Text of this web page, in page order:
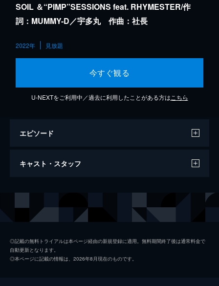
SOIL ＆“PIMP”SESSIONS feat. RHYMESTER/作
詞：MUMMY-D／宇多丸 作曲：社長
2022年 見放題
今すぐ観る
U-NEXTをご利用中／過去に利用したことがある方は こちら
エピソード
ジャズィ・カンヴァセイション
キャスト・スタッフ
RHYMESTER
◎記載の無料トライアルは本ページ経由の新規登録に適用。無料期間終了後は通常料金で
自動更新となります。
◎本ページに記載の情報は、2026年8月現在のものです。